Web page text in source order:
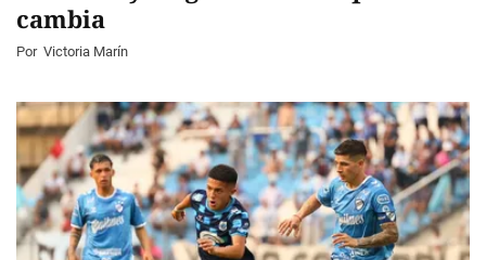
cambia
Por Victoria Marín